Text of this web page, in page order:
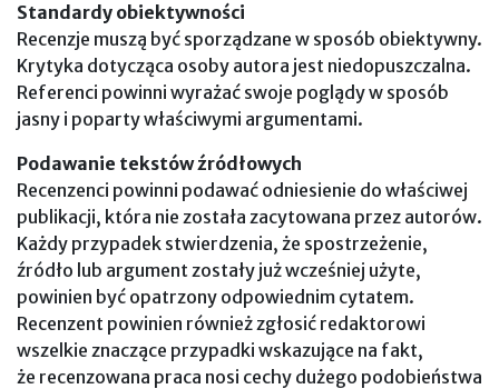
Standardy obiektywności
Recenzje muszą być sporządzane w sposób obiektywny.
Krytyka dotycząca osoby autora jest niedopuszczalna.
Referenci powinni wyrażać swoje poglądy w sposób
jasny i poparty właściwymi argumentami.
Podawanie tekstów źródłowych
Recenzenci powinni podawać odniesienie do właściwej
publikacji, która nie została zacytowana przez autorów.
Każdy przypadek stwierdzenia, że spostrzeżenie,
źródło lub argument zostały już wcześniej użyte,
powinien być opatrzony odpowiednim cytatem.
Recenzent powinien również zgłosić redaktorowi
wszelkie znaczące przypadki wskazujące na fakt,
że recenzowana praca nosi cechy dużego podobieństwa